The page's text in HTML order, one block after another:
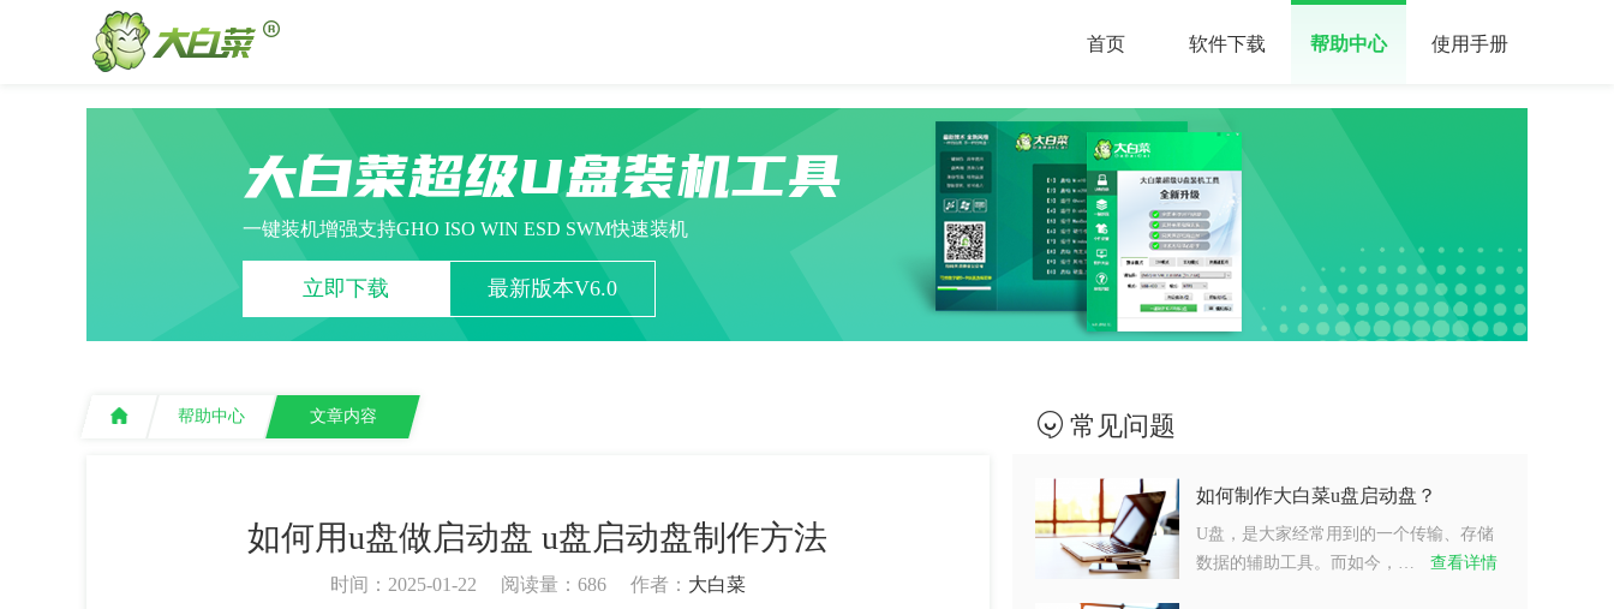
首页 软件下载 帮助中心 使用手册
大白菜超级U盘装机工具
一键装机增强支持GHO ISO WIN ESD SWM快速装机
立即下载 最新版本V6.0
帮助中心 文章内容
如何用u盘做启动盘 u盘启动盘制作方法
时间：2025-01-22 阅读量： 686 作者： 大白菜
常见问题
如何制作大白菜u盘启动盘？
U盘，是大家经常用到的一个传输、存储
数据的辅助工具。而如今，…
查看详情